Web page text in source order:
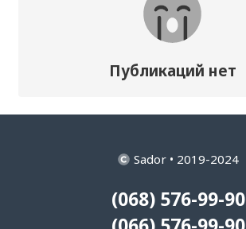
Публикаций нет
Sador • 2019-2024
(068) 576-99-90